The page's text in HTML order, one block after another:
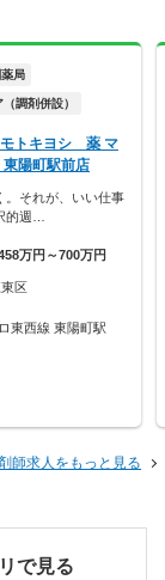
局
調剤併設）
トキヨシ 薬 マ
陽町駅前店
。それが、いい仕事
的週…
万円～700万円
区
東西線 東陽町駅
師求人をもっと見る
で見る